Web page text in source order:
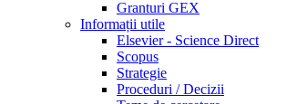
Granturi GEX
Informații utile
Elsevier - Science Direct
Scopus
Strategie
Proceduri / Decizii